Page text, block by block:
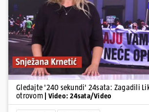
Pokretanje videa...
Gledajte '240 sekundi' 24sata: Zagadili
otrovom
| Video: 24sata/Video